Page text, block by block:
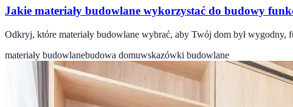
Jakie materiały budowlane wykorzystać do budowy
Odkryj, które materiały budowlane wybrać, aby Twój dom był
materiały budowlanebudowa domuwskazówki budowlane